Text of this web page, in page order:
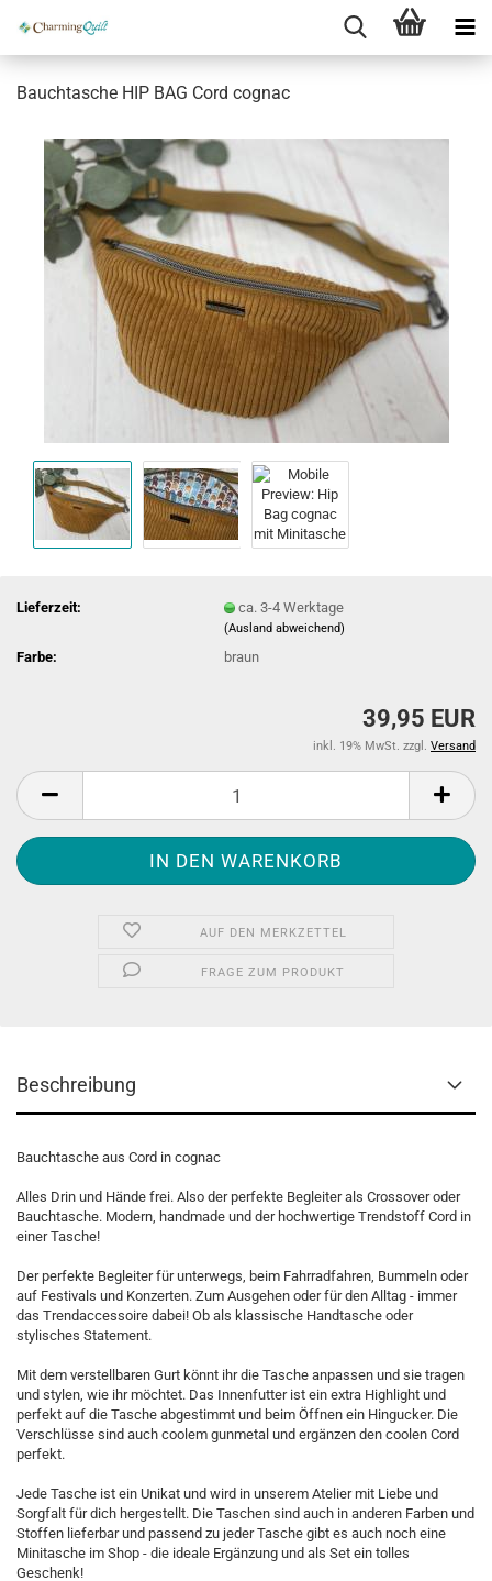
Bauchtasche HIP BAG Cord cognac
Lieferzeit: ca. 3-4 Werktage
(Ausland abweichend)
Farbe: braun
39,95 EUR
inkl. 19% MwSt. zzgl. Versand
AUF DEN MERKZETTEL
FRAGE ZUM PRODUKT
Beschreibung
Bauchtasche aus Cord in cognac
Alles Drin und Hände frei. Also der perfekte Begleiter als Crossover oder
Bauchtasche. Modern, handmade und der hochwertige Trendstoff Cord in
einer Tasche!
Der perfekte Begleiter für unterwegs, beim Fahrradfahren, Bummeln oder
auf Festivals und Konzerten. Zum Ausgehen oder für den Alltag - immer
das Trendaccessoire dabei! Ob als klassische Handtasche oder
stylisches Statement.
Mit dem verstellbaren Gurt könnt ihr die Tasche anpassen und sie tragen
und stylen, wie ihr möchtet. Das Innenfutter ist ein extra Highlight und
perfekt auf die Tasche abgestimmt und beim Öffnen ein Hingucker. Die
Verschlüsse sind auch coolem gunmetal und ergänzen den coolen Cord
perfekt.
Jede Tasche ist ein Unikat und wird in unserem Atelier mit Liebe und
Sorgfalt für dich hergestellt. Die Taschen sind auch in anderen Farben und
Stoffen lieferbar und passend zu jeder Tasche gibt es auch noch eine
Minitasche im Shop - die ideale Ergänzung und als Set ein tolles
Geschenk!